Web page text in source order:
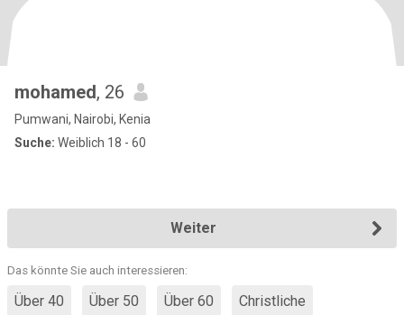
mohamed, 26
Pumwani, Nairobi, Kenia
Suche: Weiblich 18 - 60
Weiter
Das könnte Sie auch interessieren:
Über 40 Über 50 Über 60 Christliche